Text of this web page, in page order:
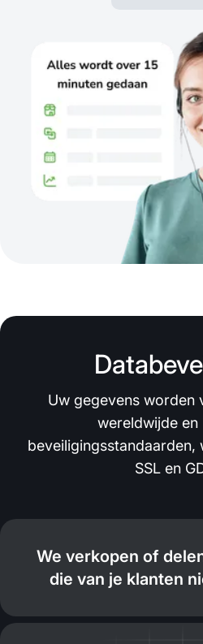
Uw gegevens worden
wereldwijde en
beveiligingsstandaarden,
SSL en
We verkopen of
die van je klanten